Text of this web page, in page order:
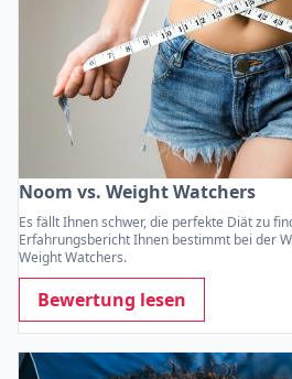
Noom vs. Weight Watchers
Es fällt Ihnen schwer, die perfekte Diät zu
Erfahrungsbericht Ihnen bestimmt bei der
Weight Watchers.
Bewertung lesen